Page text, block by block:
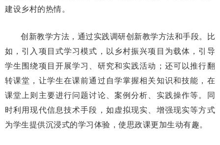
建设乡村的热情。
创新教学方法，通过实践调研创新教学方法和手段。比
如，引入项目式学习模式，以乡村振兴项目为载体，引导
学生围绕项目开展学习、研究和实践活动；还可以推行翻
转课堂，让学生在课前通过自学掌握相关知识和技能，在
课堂上则主要进行问题讨论、案例分析、实践操作等。同
时利用现代信息技术手段，如虚拟现实、增强现实等方式
为学生提供沉浸式的学习体验，使思政课更加生动有趣。